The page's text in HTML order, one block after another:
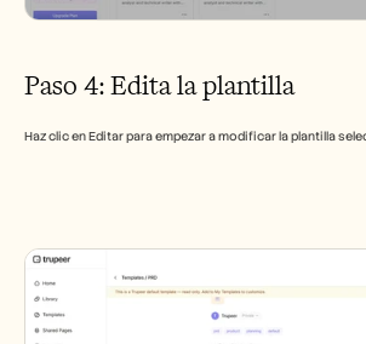
Paso 4: Edita la plantilla
Haz clic en Editar para empezar a modificar la plantilla